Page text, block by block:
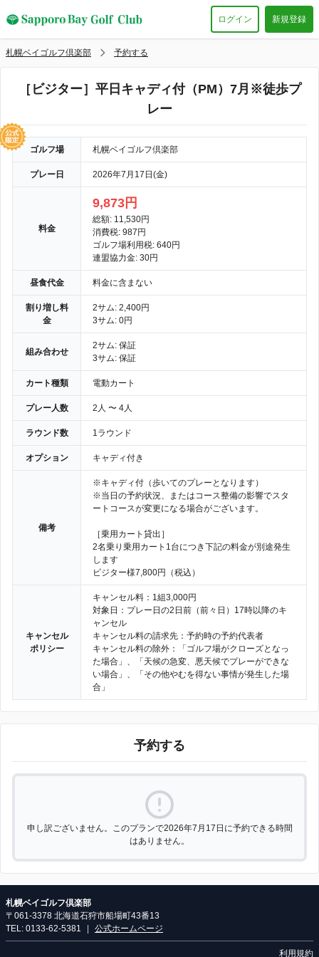
ログイン 新規登録
札幌ベイゴルフ倶楽部 予約する
［ビジター］平日キャディ付（PM）7月※徒歩プ
レー
ゴルフ場 札幌ベイゴルフ倶楽部
プレー日 2026年7月17日(金)
料金
9,873円
総額: 11,530円
消費税: 987円
ゴルフ場利用税: 640円
連盟協力金: 30円
昼食代金 料金に含まない
割り増し料
金
2サム: 2,400円
3サム: 0円
組み合わせ
2サム: 保証
3サム: 保証
カート種類 電動カート
プレー人数 2人 〜 4人
ラウンド数 1ラウンド
オプション キャディ付き
備考
※キャディ付（歩いてのプレーとなります）
※当日の予約状況、またはコース整備の影響でスタ
ートコースが変更になる場合がございます。
［乗用カート貸出］
2名乗り乗用カート1台につき下記の料金が別途発生
します
ビジター様7,800円（税込）
キャンセル
ポリシー
キャンセル料：1組3,000円
対象日：プレー日の2日前（前々日）17時以降のキ
ャンセル
キャンセル料の請求先：予約時の予約代表者
キャンセル料の除外：「ゴルフ場がクローズとなっ
た場合」、「天候の急変、悪天候でプレーができな
い場合」、「その他やむを得ない事情が発生した場
合」
予約する
申し訳ございません。このプランで2026年7月17日に予約できる時間
はありません。
札幌ベイゴルフ倶楽部
〒061-3378 北海道石狩市船場町43番13
TEL: 0133-62-5381
公式ホームページ
利用規約